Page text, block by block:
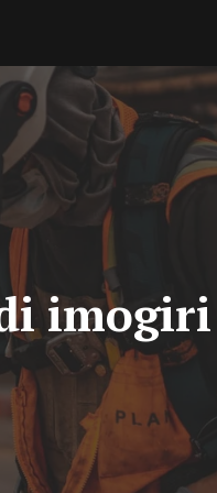
imogiri